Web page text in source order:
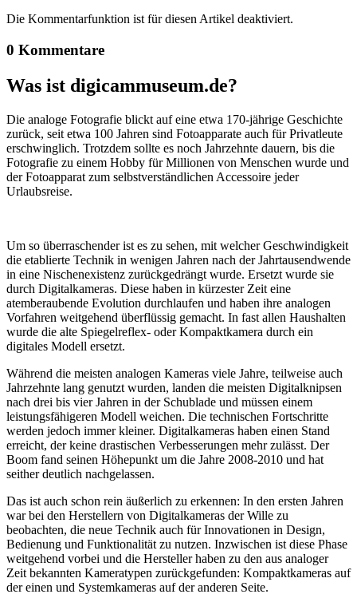
Die Kommentarfunktion ist für diesen Artikel deaktiviert.
0 Kommentare
Was ist digicammuseum.de?
Die analoge Fotografie blickt auf eine etwa 170-jährige Geschichte
zurück, seit etwa 100 Jahren sind Fotoapparate auch für Privatleute
erschwinglich. Trotzdem sollte es noch Jahrzehnte dauern, bis die
Fotografie zu einem Hobby für Millionen von Menschen wurde und
der Fotoapparat zum selbstverständlichen Accessoire jeder
Urlaubsreise.
Um so überraschender ist es zu sehen, mit welcher Geschwindigkeit
die etablierte Technik in wenigen Jahren nach der Jahrtausendwende
in eine Nischenexistenz zurückgedrängt wurde. Ersetzt wurde sie
durch Digitalkameras. Diese haben in kürzester Zeit eine
atemberaubende Evolution durchlaufen und haben ihre analogen
Vorfahren weitgehend überflüssig gemacht. In fast allen Haushalten
wurde die alte Spiegelreflex- oder Kompaktkamera durch ein
digitales Modell ersetzt.
Während die meisten analogen Kameras viele Jahre, teilweise auch
Jahrzehnte lang genutzt wurden, landen die meisten Digitalknipsen
nach drei bis vier Jahren in der Schublade und müssen einem
leistungsfähigeren Modell weichen. Die technischen Fortschritte
werden jedoch immer kleiner. Digitalkameras haben einen Stand
erreicht, der keine drastischen Verbesserungen mehr zulässt. Der
Boom fand seinen Höhepunkt um die Jahre 2008-2010 und hat
seither deutlich nachgelassen.
Das ist auch schon rein äußerlich zu erkennen: In den ersten Jahren
war bei den Herstellern von Digitalkameras der Wille zu
beobachten, die neue Technik auch für Innovationen in Design,
Bedienung und Funktionalität zu nutzen. Inzwischen ist diese Phase
weitgehend vorbei und die Hersteller haben zu den aus analoger
Zeit bekannten Kameratypen zurückgefunden: Kompaktkameras auf
der einen und Systemkameras auf der anderen Seite.